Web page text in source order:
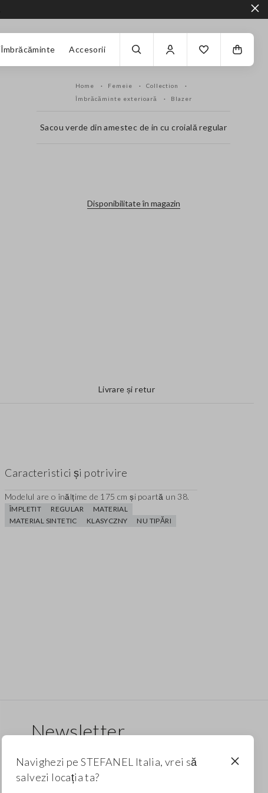
Îmbrăcăminte Accesorii
Home Femeie
Collection
Îmbrăcăminte exterioară
Blazer
Sacou verde din amestec de in cu croială regular
Disponibilitate în magazin
Livrare și retur
Caracteristici și potrivire
Modelul are o înălțime de 175 cm și poartă un 38.
ÎMPLETIT REGULAR
MATERIAL
MATERIAL SINTETIC
KLASYCZNY NU TIPĂRI
Newsletter
și promoții. Pentru tine, reducere de 10%.
Navighezi pe STEFANEL Italia, vrei să
salvezi locația ta?